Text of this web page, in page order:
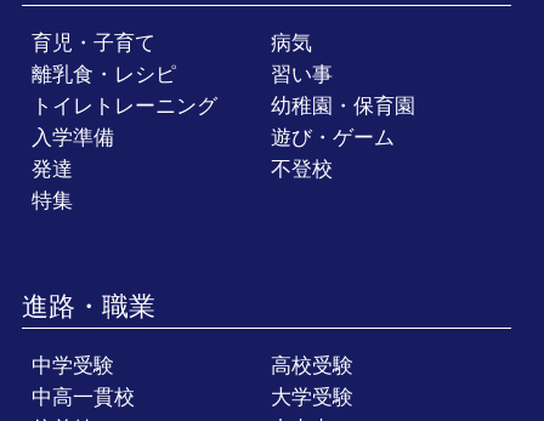
育児・子育て
病気
離乳食・レシピ
習い事
トイレトレーニング
幼稚園・保育園
入学準備
遊び・ゲーム
発達
不登校
特集
進路・職業
中学受験
高校受験
中高一貫校
大学受験